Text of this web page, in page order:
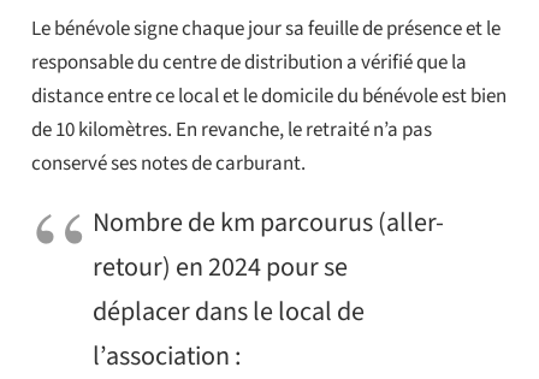
Le bénévole signe chaque jour sa feuille de présence et le
responsable du centre de distribution a vérifié que la
distance entre ce local et le domicile du bénévole est bien
de 10 kilomètres. En revanche, le retraité n’a pas
conservé ses notes de carburant.
Nombre de km parcourus (aller-
retour) en 2024 pour se
déplacer dans le local de
l’association :